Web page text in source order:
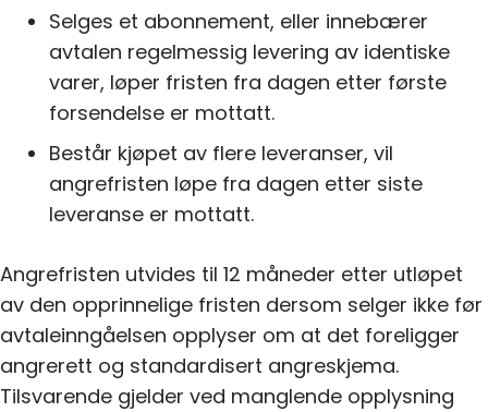
Selges et abonnement, eller innebærer
avtalen regelmessig levering av identiske
varer, løper fristen fra dagen etter første
forsendelse er mottatt.
Består kjøpet av flere leveranser, vil
angrefristen løpe fra dagen etter siste
leveranse er mottatt.
Angrefristen utvides til 12 måneder etter utløpet
av den opprinnelige fristen dersom selger ikke før
avtaleinngåelsen opplyser om at det foreligger
angrerett og standardisert angreskjema.
Tilsvarende gjelder ved manglende opplysning